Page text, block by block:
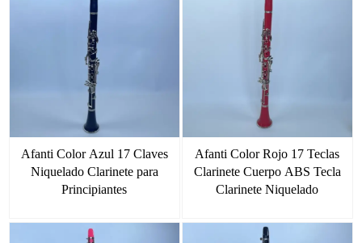
Afanti Color Azul 17 Claves
Niquelado Clarinete para
Principiantes
Afanti Color Rojo 17 Teclas
Clarinete Cuerpo ABS Tecla
Clarinete Niquelado